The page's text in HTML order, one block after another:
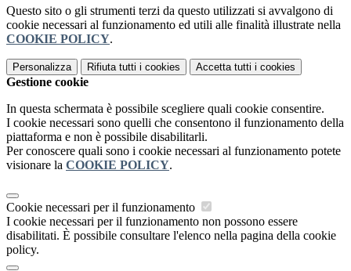
Questo sito o gli strumenti terzi da questo utilizzati si avvalgono di
cookie necessari al funzionamento ed utili alle finalità illustrate nella
COOKIE POLICY.
Personalizza Rifiuta tutti i cookies Accetta tutti i cookies
Gestione cookie
In questa schermata è possibile scegliere quali cookie consentire.
I cookie necessari sono quelli che consentono il funzionamento della
piattaforma e non è possibile disabilitarli.
Per conoscere quali sono i cookie necessari al funzionamento potete
visionare la COOKIE POLICY.
Cookie necessari per il funzionamento
I cookie necessari per il funzionamento non possono essere
disabilitati. È possibile consultare l'elenco nella pagina della cookie
policy.